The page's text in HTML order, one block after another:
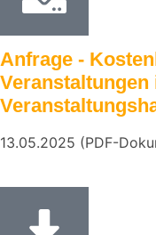
Anfrage -
Veranstaltungen
13.05.2025 (PDF-